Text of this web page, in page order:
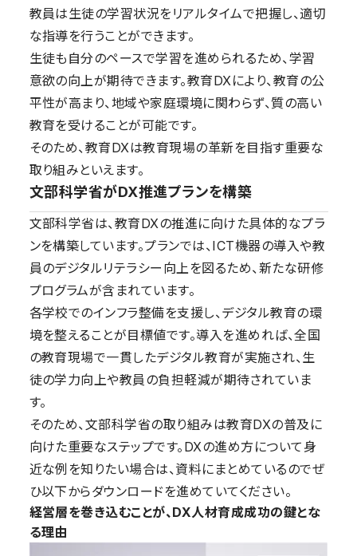
教員は生徒の学習状況をリアルタイムで把握し、適切
な指導を行うことができます。
生徒も自分のペースで学習を進められるため、学習
意欲の向上が期待できます。教育DXにより、教育の公
平性が高まり、地域や家庭環境に関わらず、質の高い
教育を受けることが可能です。
そのため、教育DXは教育現場の革新を目指す重要な
取り組みといえます。
文部科学省がDX推進プランを構築
文部科学省は、教育DXの推進に向けた具体的なプラ
ンを構築しています。プランでは、ICT機器の導入や教
員のデジタルリテラシー向上を図るため、新たな研修
プログラムが含まれています。
各学校でのインフラ整備を支援し、デジタル教育の環
境を整えることが目標値です。導入を進めれば、全国
の教育現場で一貫したデジタル教育が実施され、生
徒の学力向上や教員の負担軽減が期待されていま
す。
そのため、文部科学省の取り組みは教育DXの普及に
向けた重要なステップです。DXの進め方について身
近な例を知りたい場合は、資料にまとめているのでぜ
ひ以下からダウンロードを進めていてください。
経営層を巻き込むことが、DX人材育成成功の鍵とな
る理由